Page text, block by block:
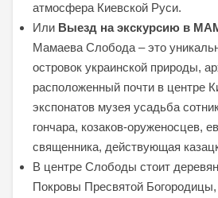
атмосфера Киевской Руси.
Или Выезд на экскурсию в
Мамаева Слобода – это
островок украинской природы,
расположенный почти в центре
экспонатов музея усадьба
гончара, козаков-оруженосцев,
священника, действующая
В центре Слободы стоит
Покровы Пресвятой Богородицы,